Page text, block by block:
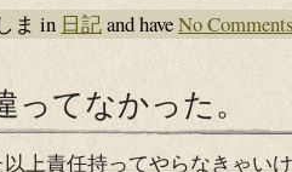
ま in 日記and haveNo
ってなかった。
上責任持ってやらなきゃい